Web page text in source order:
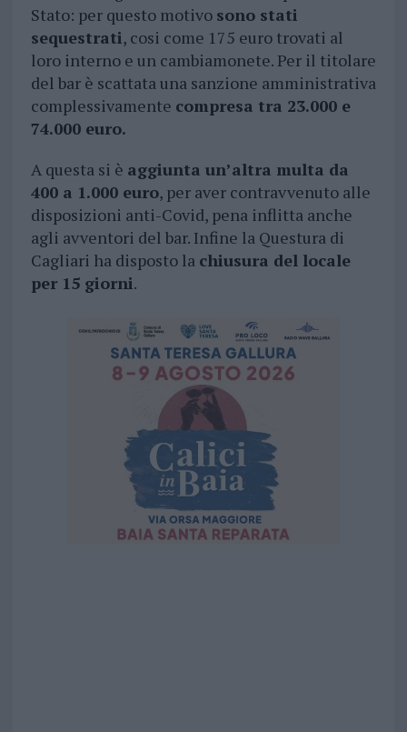
Stato: per questo motivo sono stati
sequestrati, cosi come 175 euro trovati al
loro interno e un cambiamonete. Per il titolare
del bar è scattata una sanzione amministrativa
complessivamente compresa tra 23.000 e
74.000 euro.
A questa si è aggiunta un’altra multa da
400 a 1.000 euro, per aver contravvenuto alle
disposizioni anti-Covid, pena inflitta anche
agli avventori del bar. Infine la Questura di
Cagliari ha disposto la chiusura del locale
per 15 giorni.